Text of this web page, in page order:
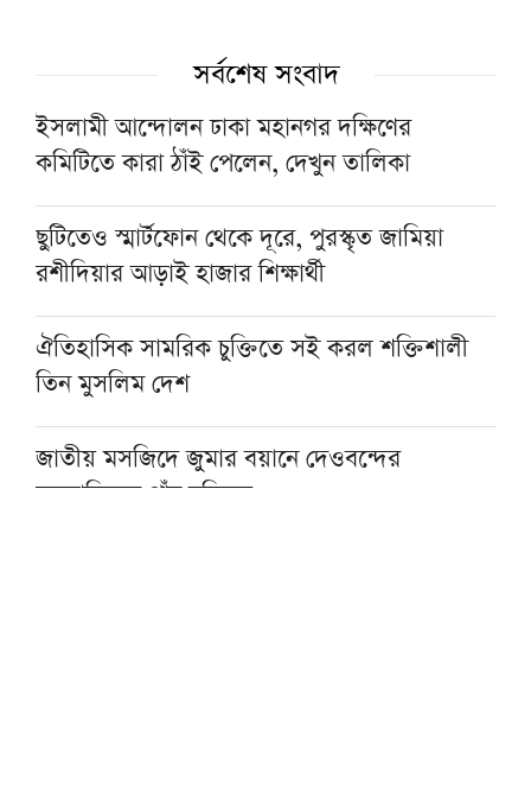
সর্বশেষ সংবাদ
ইসলামী আন্দোলন ঢাকা মহানগর দক্ষিণের
কমিটিতে কারা ঠাঁই পেলেন, দেখুন তালিকা
ছুটিতেও স্মার্টফোন থেকে দূরে, পুরস্কৃত জামিয়া
রশীদিয়ার আড়াই হাজার শিক্ষার্থী
ঐতিহাসিক সামরিক চুক্তিতে সই করল শক্তিশালী
তিন মুসলিম দেশ
জাতীয় মসজিদে জুমার বয়ানে দেওবন্দের
মুহতামিমের পাঁচ নসিহত